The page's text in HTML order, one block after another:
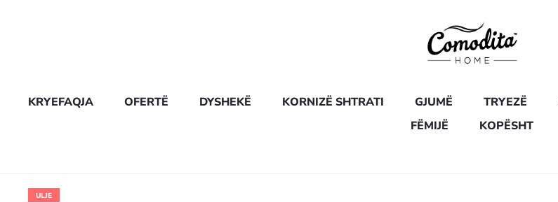
KRYEFAQJA OFERTË DYSHEKË KORNIZË SHTRATI GJUMË TRYEZË
FËMIJË
KOPËSHT
ULJE